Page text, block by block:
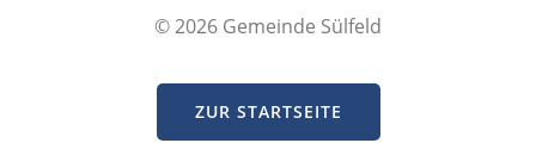
© 2026 Gemeinde Sülfeld
ZUR STARTSEITE